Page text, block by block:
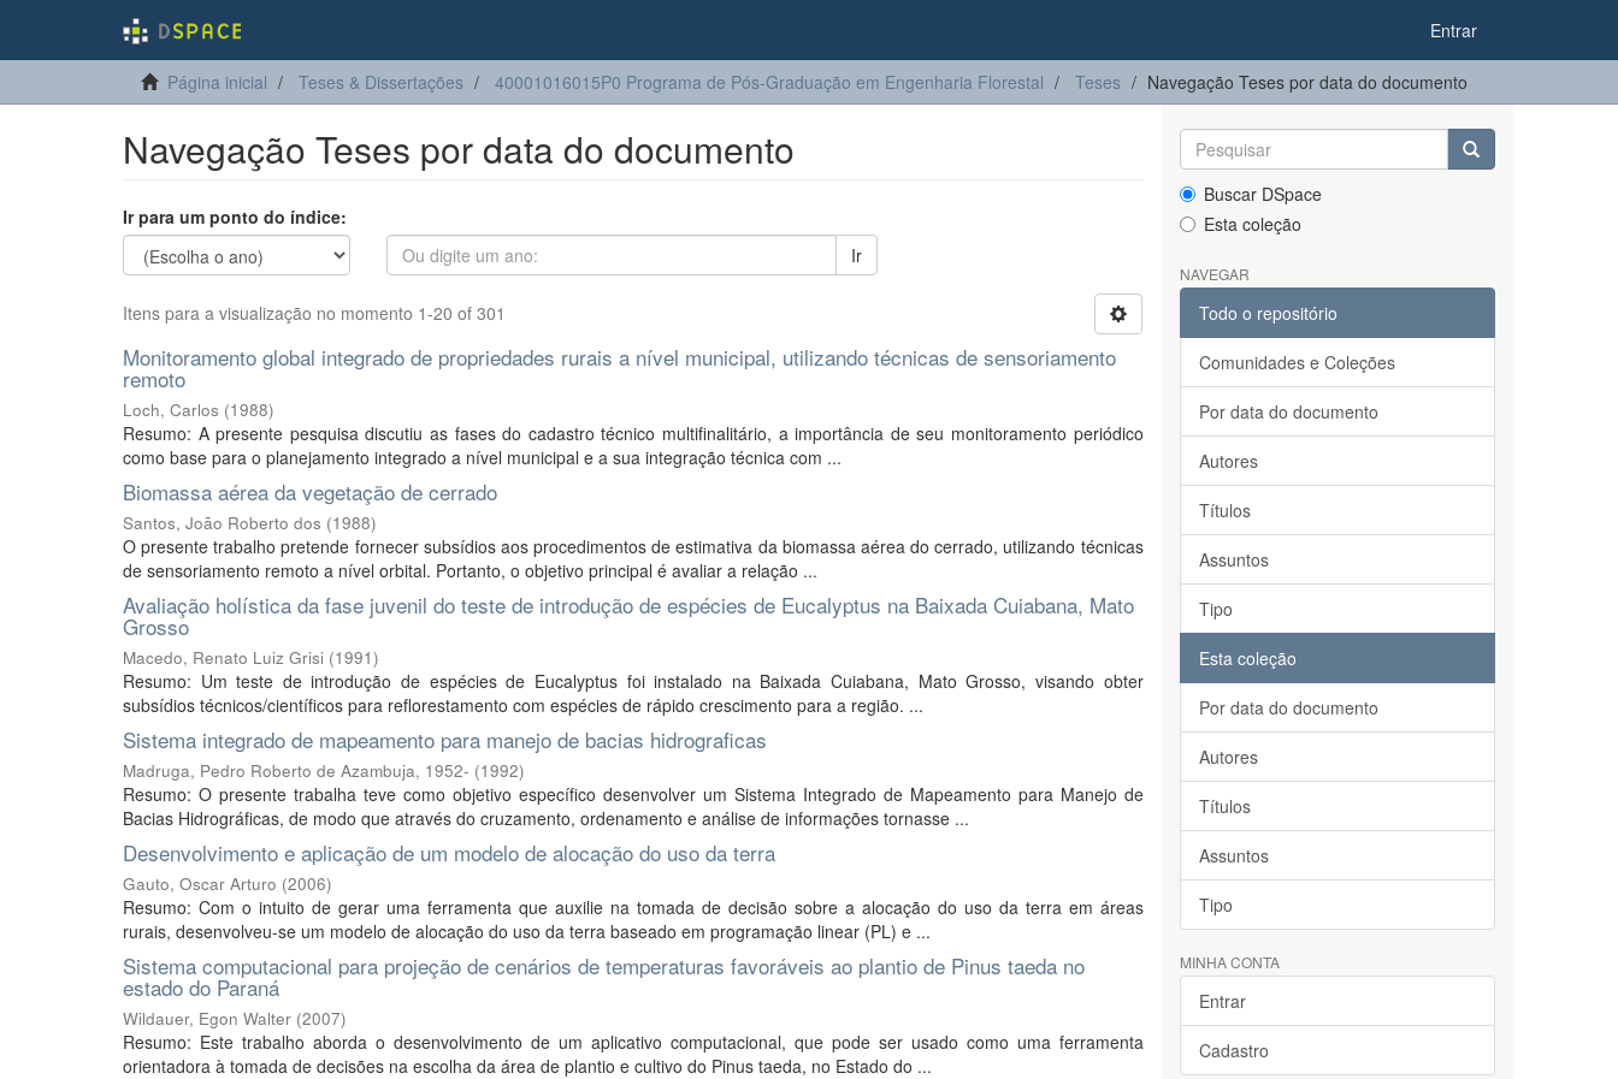
Entrar
Página inicial Teses & Dissertações 40001016015P0 Programa de Pós-Graduação em Engenharia Florestal Teses Navegação Teses por data do documento
Navegação Teses por data do documento
Ir para um ponto do índice:
Ir
Itens para a visualização no momento 1-20 of 301
Monitoramento global integrado de propriedades rurais a nível municipal, utilizando técnicas de sensoriamento
remoto
Loch, Carlos (1988)
Resumo: A presente pesquisa discutiu as fases do cadastro técnico multifinalitário, a importância de seu monitoramento periódico
como base para o planejamento integrado a nível municipal e a sua integração técnica com ...
Biomassa aérea da vegetação de cerrado
Santos, João Roberto dos (1988)
O presente trabalho pretende fornecer subsídios aos procedimentos de estimativa da biomassa aérea do cerrado, utilizando técnicas
de sensoriamento remoto a nível orbital. Portanto, o objetivo principal é avaliar a relação ...
Avaliação holística da fase juvenil do teste de introdução de espécies de Eucalyptus na Baixada Cuiabana, Mato
Grosso
Macedo, Renato Luiz Grisi (1991)
Resumo: Um teste de introdução de espécies de Eucalyptus foi instalado na Baixada Cuiabana, Mato Grosso, visando obter
subsídios técnicos/científicos para reflorestamento com espécies de rápido crescimento para a região. ...
Sistema integrado de mapeamento para manejo de bacias hidrograficas
Madruga, Pedro Roberto de Azambuja, 1952- (1992)
Resumo: O presente trabalha teve como objetivo específico desenvolver um Sistema Integrado de Mapeamento para Manejo de
Bacias Hidrográficas, de modo que através do cruzamento, ordenamento e análise de informações tornasse ...
Desenvolvimento e aplicação de um modelo de alocação do uso da terra
Gauto, Oscar Arturo (2006)
Resumo: Com o intuito de gerar uma ferramenta que auxilie na tomada de decisão sobre a alocação do uso da terra em áreas
rurais, desenvolveu-se um modelo de alocação do uso da terra baseado em programação linear (PL) e ...
Sistema computacional para projeção de cenários de temperaturas favoráveis ao plantio de Pinus taeda no
estado do Paraná
Wildauer, Egon Walter (2007)
Resumo: Este trabalho aborda o desenvolvimento de um aplicativo computacional, que pode ser usado como uma ferramenta
orientadora à tomada de decisões na escolha da área de plantio e cultivo do Pinus taeda, no Estado do ...
Buscar DSpace
Esta coleção
NAVEGAR
Todo o repositório
Comunidades e Coleções
Por data do documento
Autores
Títulos
Assuntos
Tipo
Esta coleção
Por data do documento
Autores
Títulos
Assuntos
Tipo
MINHA CONTA
Entrar
Cadastro